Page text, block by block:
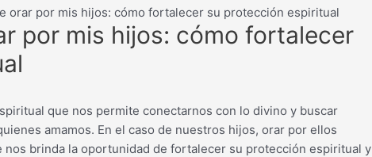
orar por mis hijos: cómo fortalecer su protección espiritual
por mis hijos: cómo fortalecer
que nos permite conectarnos con lo divino y buscar
amamos. En el caso de nuestros hijos, orar por ellos
nos brinda la oportunidad de fortalecer su protección espiritual y